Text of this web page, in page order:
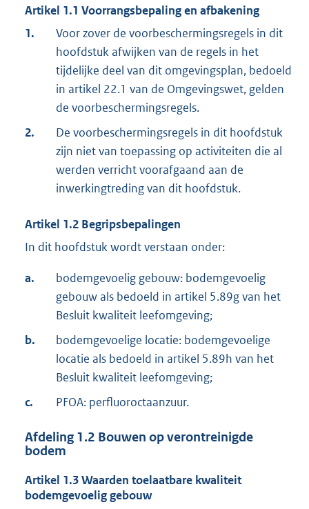
Artikel 1.1 Voorrangsbepaling en afbakening
1.
Voor zover de voorbeschermingsregels in dit
hoofdstuk afwijken van de regels in het
tijdelijke deel van dit omgevingsplan, bedoeld
in artikel 22.1 van de Omgevingswet, gelden
de voorbeschermingsregels.
2.
De voorbeschermingsregels in dit hoofdstuk
zijn niet van toepassing op activiteiten die al
werden verricht voorafgaand aan de
inwerkingtreding van dit hoofdstuk.
Artikel 1.2 Begripsbepalingen
In dit hoofdstuk wordt verstaan onder:
a.
bodemgevoelig gebouw: bodemgevoelig
gebouw als bedoeld in artikel 5.89g van het
Besluit kwaliteit leefomgeving;
b.
bodemgevoelige locatie: bodemgevoelige
locatie als bedoeld in artikel 5.89h van het
Besluit kwaliteit leefomgeving;
c.
PFOA: perfluoroctaanzuur.
Afdeling 1.2 Bouwen op verontreinigde
bodem
Artikel 1.3Waarden toelaatbare kwaliteit
bodemgevoelig gebouw